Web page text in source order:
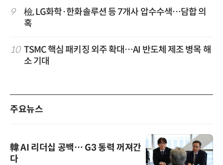
9
檢, LG화학·한화솔루션 등 7개사 압수수색…담합 의
혹
10 TSMC 핵심 패키징 외주 확대…AI 반도체 제조 병목 해
소 기대
주요뉴스
韓 AI 리더십 공백… G3 동력 꺼져간
다